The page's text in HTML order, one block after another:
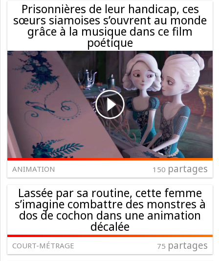
Prisonnières de leur handicap, ces
sœurs siamoises s’ouvrent au monde
grâce à la musique dans ce film
poétique
ANIMATION 150 partages
Lassée par sa routine, cette femme
s’imagine combattre des monstres à
dos de cochon dans une animation
décalée
COURT-MÉTRAGE 75 partages